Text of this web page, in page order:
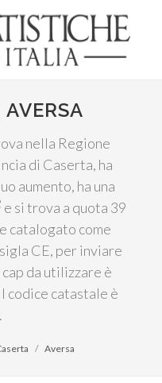
nella Regione
di Caserta, ha
aumento, ha una
e si trova a quota 39
catalogato come
CE, per inviare
da utilizzare è
codice catastale è
Aversa